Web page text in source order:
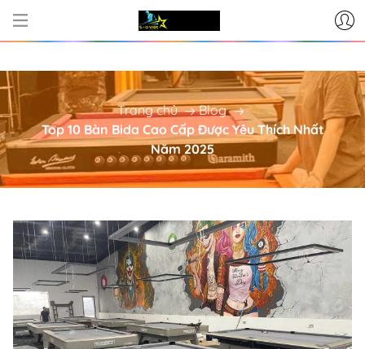
CUNG CẤP BÀN BI-A - PHỤ KIỆN
Trang chủ
Blog
Top 10 Bàn Bida Cao Cấp Được Yêu Thích Nhất
Năm 2025